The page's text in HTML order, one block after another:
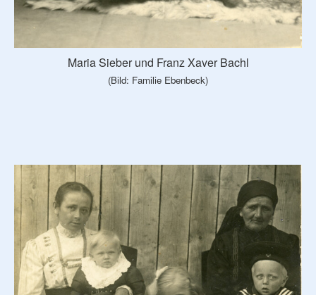
Maria Sieber und Franz Xaver Bachl
(Bild: Familie Ebenbeck)